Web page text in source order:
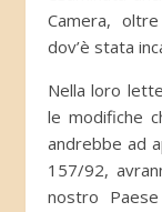
Camera,
dov’è stata
Nella loro
le modifiche
andrebbe ad
157/92,
nostro